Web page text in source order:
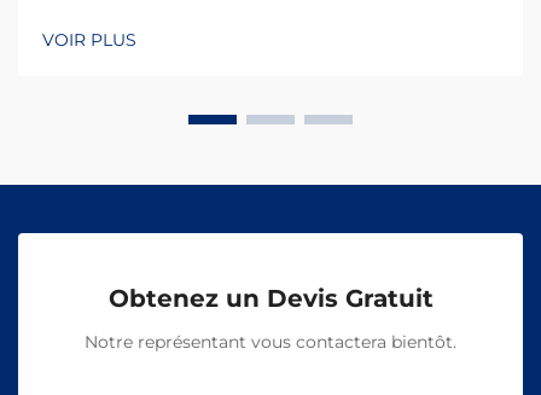
VOIR PLUS
Obtenez un Devis Gratuit
Notre représentant vous contactera bientôt.